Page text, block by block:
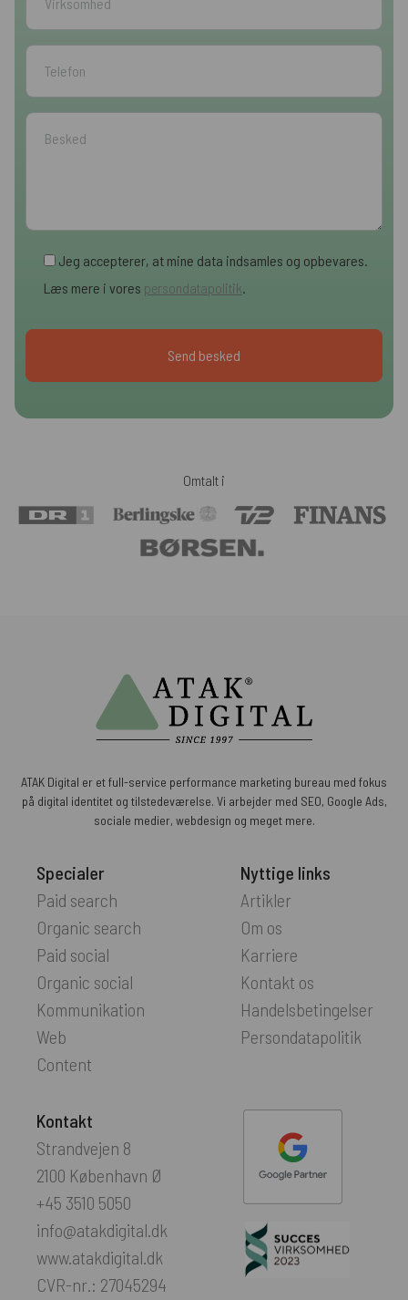
Jeg accepterer, at mine data indsamles og opbevares.
Læs mere i vores persondatapolitik.
Omtalt i
ATAK Digital er et full-service performance marketing bureau med fokus
på digital identitet og tilstedeværelse. Vi arbejder med SEO, Google Ads,
sociale medier, webdesign og meget mere.
Kontakt
Strandvejen 8
2100 København Ø
+45 3510 5050
info@atakdigital.dk
www.atakdigital.dk
CVR-nr.: 27045294
Specialer
Paid search
Organic search
Paid social
Organic social
Kommunikation
Web
Content
Nyttige links
Artikler
Om os
Karriere
Kontakt os
Handelsbetingelser
Persondatapolitik